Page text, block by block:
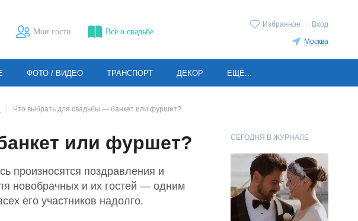
Избранное Вход
Москва
Мои гости Всё о свадьбе
ФОТО / ВИДЕО ТРАНСПОРТ ДЕКОР ЕЩЁ...
Что выбрать для свадьбы — банкет или фуршет?
или фуршет?
произносятся поздравления и
новобрачных и их гостей — одним
его участников надолго.
СЕГОДНЯ В ЖУРНАЛЕ